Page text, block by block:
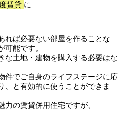
賃貸 に
れば必要ない部屋を作ることな
可能です。
な土地・建物を購入する必要はな
件でご自身のライフステージに応
、と有効的に使うことができま
力の賃貸併用住宅ですが、